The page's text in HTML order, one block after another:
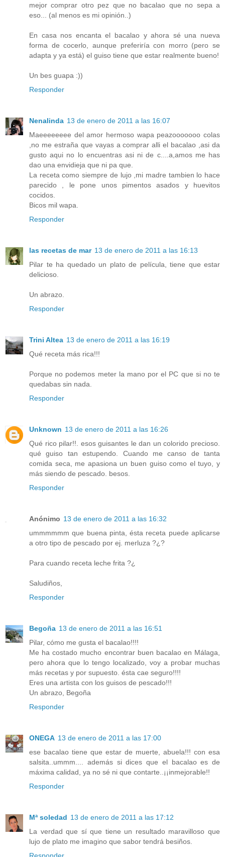
mejor comprar otro pez que no bacalao que no sepa a
eso... (al menos es mi opinión..)
En casa nos encanta el bacalao y ahora sé una nueva
forma de cocerlo, aunque preferiría con morro (pero se
adapta y ya está) el guiso tiene que estar realmente bueno!
Un bes guapa :))
Responder
Nenalinda 13 de enero de 2011 a las 16:07
Maeeeeeeee del amor hermoso wapa peazooooooo colas
,no me estraña que vayas a comprar alli el bacalao ,asi da
gusto aqui no lo encuentras asi ni de c....a,amos me has
dao una envidieja que ni pa que.
La receta como siempre de lujo ,mi madre tambien lo hace
parecido , le pone unos pimentos asados y huevitos
cocidos.
Bicos mil wapa.
Responder
las recetas de mar 13 de enero de 2011 a las 16:13
Pilar te ha quedado un plato de película, tiene que estar
delicioso.
Un abrazo.
Responder
Trini Altea 13 de enero de 2011 a las 16:19
Qué receta más rica!!!
Porque no podemos meter la mano por el PC que si no te
quedabas sin nada.
Responder
Unknown 13 de enero de 2011 a las 16:26
Qué rico pilar!!. esos guisantes le dan un colorido precioso.
qué guiso tan estupendo. Cuando me canso de tanta
comida seca, me apasiona un buen guiso como el tuyo, y
más siendo de pescado. besos.
Responder
Anónimo 13 de enero de 2011 a las 16:32
ummmmmm que buena pinta, ésta receta puede aplicarse
a otro tipo de pescado por ej. merluza ?¿?
Para cuando receta leche frita ?¿
Saludiños,
Responder
Begoña 13 de enero de 2011 a las 16:51
Pilar, cómo me gusta el bacalao!!!!
Me ha costado mucho encontrar buen bacalao en Málaga,
pero ahora que lo tengo localizado, voy a probar muchas
más recetas y por supuesto. ésta cae seguro!!!!
Eres una artista con los guisos de pescado!!!
Un abrazo, Begoña
Responder
ONEGA 13 de enero de 2011 a las 17:00
ese bacalao tiene que estar de muerte, abuela!!! con esa
salsita..ummm.... además si dices que el bacalao es de
máxima calidad, ya no sé ni que contarte..¡¡inmejorable!!
Responder
Mª soledad 13 de enero de 2011 a las 17:12
La verdad que sí que tiene un resultado maravilloso que
lujo de plato me imagino que sabor tendrá besiños.